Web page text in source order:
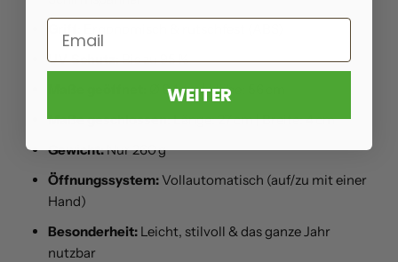
UV-Schutz:Bis zu 95 %
Ø 94 cm | Höhe: 56 cm
Maße geschlossen:Länge: 27 cm | Breite: 4 cm
Gewicht:Nur 260 g
Öffnungssystem:Vollautomatisch (auf/zu mit einer
Hand)
Besonderheit: Leicht, stilvoll & das ganze Jahr
nutzbar
Email
WEITER